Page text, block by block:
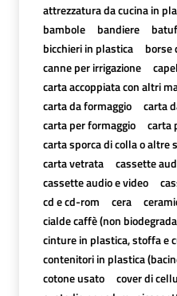
attrezzatura da cucina in
bambole
bandiere
bicchieri in plastica
borse
canne per irrigazione
carta accoppiata con altri
carta da formaggio
carta
carta per formaggio
carta
carta sporca di colla o altre
carta vetrata
cassette
cassette audio e video
cd e cd-rom
cera
cialde caffè (non
cinture in plastica, stoffa e
contenitori in plastica
cotone usato
cover di